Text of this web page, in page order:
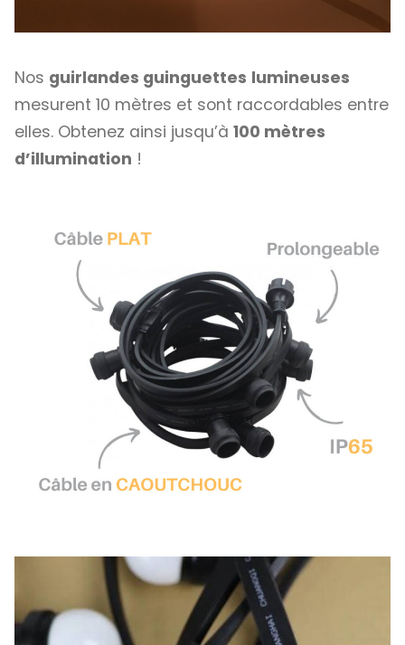
Nos guirlandes guinguettes lumineuses
mesurent 10 mètres et sont raccordables entre
elles. Obtenez ainsi jusqu’à 100 mètres
d’illumination !